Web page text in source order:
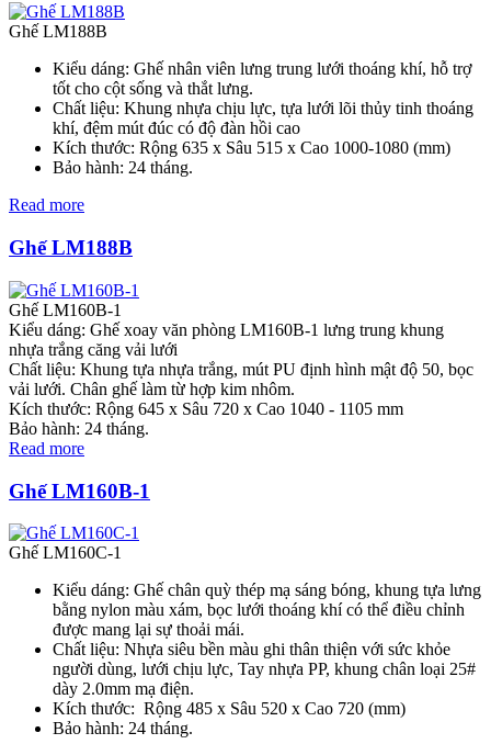
Ghế LM188B
Kiểu dáng: Ghế nhân viên lưng trung lưới thoáng khí, hỗ trợ
tốt cho cột sống và thắt lưng.
Chất liệu: Khung nhựa chịu lực, tựa lưới lõi thủy tinh thoáng
khí, đệm mút đúc có độ đàn hồi cao
Kích thước: Rộng 635 x Sâu 515 x Cao 1000-1080 (mm)
Bảo hành: 24 tháng.
Read more
Ghế LM188B
Ghế LM160B-1
Kiểu dáng: Ghế xoay văn phòng LM160B-1 lưng trung khung
nhựa trắng căng vải lưới
Chất liệu: Khung tựa nhựa trắng, mút PU định hình mật độ 50, bọc
vải lưới. Chân ghế làm từ hợp kim nhôm.
Kích thước: Rộng 645 x Sâu 720 x Cao 1040 - 1105 mm
Bảo hành: 24 tháng.
Read more
Ghế LM160B-1
Ghế LM160C-1
Kiểu dáng: Ghế chân quỳ thép mạ sáng bóng, khung tựa lưng
bằng nylon màu xám, bọc lưới thoáng khí có thể điều chỉnh
được mang lại sự thoải mái.
Chất liệu: Nhựa siêu bền màu ghi thân thiện với sức khỏe
người dùng, lưới chịu lực, Tay nhựa PP, khung chân loại 25#
dày 2.0mm mạ điện.
Kích thước: Rộng 485 x Sâu 520 x Cao 720 (mm)
Bảo hành: 24 tháng.